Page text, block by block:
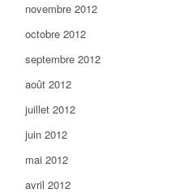
novembre 2012
octobre 2012
septembre 2012
août 2012
juillet 2012
juin 2012
mai 2012
avril 2012